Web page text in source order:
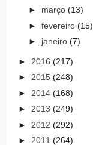
► março (13)
► fevereiro (15)
► janeiro (7)
► 2016 (217)
► 2015 (248)
► 2014 (168)
► 2013 (249)
► 2012 (292)
► 2011 (264)